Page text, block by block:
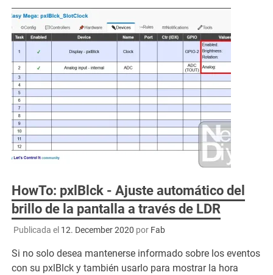
HowTo: pxlBlck - Ajuste automático del
brillo de la pantalla a través de LDR
Publicada el 12. December 2020 por Fab
Si no solo desea mantenerse informado sobre los eventos
con su pxlBlck y también usarlo para mostrar la hora